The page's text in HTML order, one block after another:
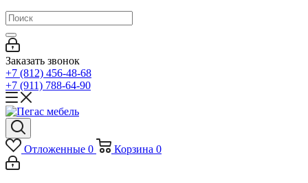
Заказать звонок
+7 (812) 456-48-68
+7 (911) 788-64-90
Отложенные 0 Корзина 0